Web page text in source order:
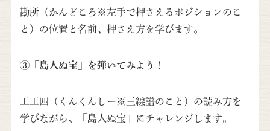
勘所（かんどころ※左手で押さえるポジションのこ
と）の位置と名前、押さえ方を学びます。
③「島人ぬ宝」を弾いてみよう！
工工四（くんくんしー※三線譜のこと）の読み方を
学びながら、「島人ぬ宝」にチャレンジします。